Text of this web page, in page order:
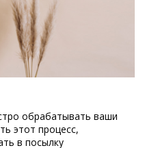
обрабатывать ваши
этот процесс,
в посылку